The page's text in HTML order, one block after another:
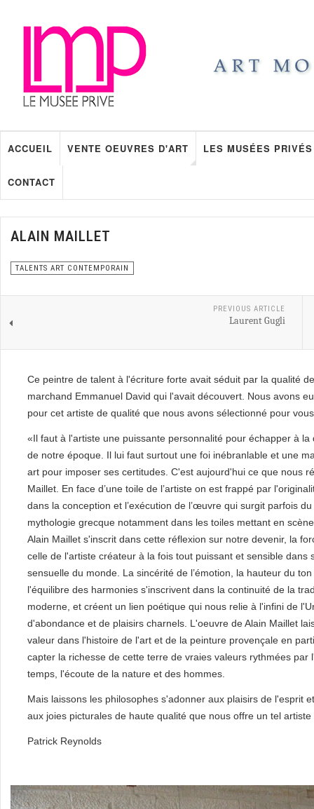
ACCUEIL VENTE OEUVRES D'ART LES MUSÉES PRIVÉS
CONTACT
ALAIN MAILLET
TALENTS ART CONTEMPORAIN
PREVIOUS ARTICLE
Laurent Gugli
Ce peintre de talent à l'écriture forte avait séduit par la qualité
marchand Emmanuel David qui l'avait découvert. Nous avons
pour cet artiste de qualité que nous avons sélectionné pour
«Il faut à l'artiste une puissante personnalité pour échapper à la
de notre époque. Il lui faut surtout une foi inébranlable et une
art pour imposer ses certitudes. C'est aujourd'hui ce que nous
Maillet. En face d’une toile de l’artiste on est frappé par
dans la conception et l’exécution de l’œuvre qui surgit parfois
mythologie grecque notamment dans les toiles mettant en
Alain Maillet s'inscrit dans cette réflexion sur notre devenir, la
celle de l'artiste créateur à la fois tout puissant et sensible dans
sensuelle du monde. La sincérité de l’émotion, la hauteur du
l'équilibre des harmonies s'inscrivent dans la continuité de la
moderne, et créent un lien poétique qui nous relie à l'infini de
d'abondance et de plaisirs charnels. L'oeuvre de Alain Maillet
valeur dans l'histoire de l'art et de la peinture provençale en
capter la richesse de cette terre de vraies valeurs rythmées par
temps, l'écoute de la nature et des hommes.
Mais laissons les philosophes s'adonner aux plaisirs de l'esprit
aux joies picturales de haute qualité que nous offre un tel artiste
Patrick Reynolds